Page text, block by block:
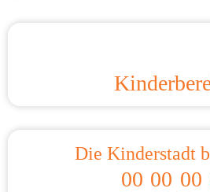
Die Kinderstadt
00 00 00